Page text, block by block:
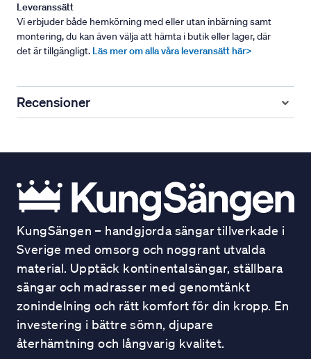
Leveranssätt
Vi erbjuder både hemkörning med eller utan inbärning samt
montering, du kan även välja att hämta i butik eller lager, där
det är tillgängligt. Läs mer om alla våra leveransätt här>
Recensioner
KungSängen – handgjorda sängar tillverkade i
Sverige med omsorg och noggrant utvalda
material. Upptäck kontinentalsängar, ställbara
sängar och madrasser med genomtänkt
zonindelning och rätt komfort för din kropp. En
investering i bättre sömn, djupare
återhämtning och långvarig kvalitet.